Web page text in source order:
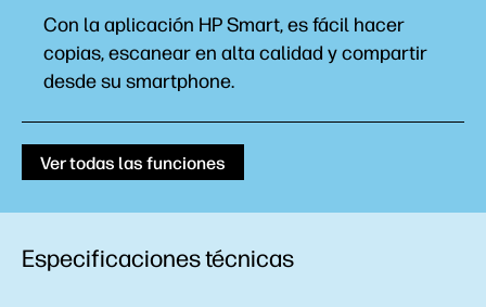
Con la aplicación HP Smart, es fácil hacer
copias, escanear en alta calidad y compartir
desde su smartphone.
Ver todas las funciones
Especificaciones técnicas